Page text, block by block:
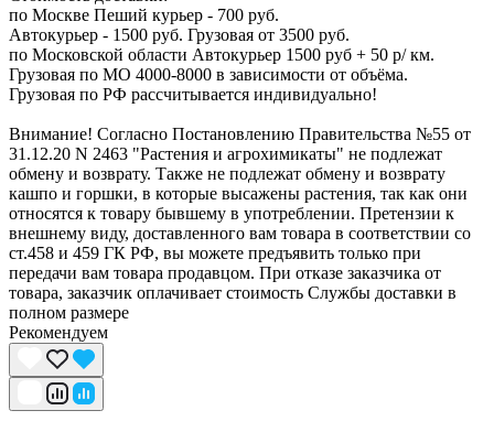
по Москве Пеший курьер - 700 руб.
Автокурьер - 1500 руб. Грузовая от 3500 руб.
по Московской области Автокурьер 1500 руб + 50 р/ км.
Грузовая по МО 4000-8000 в зависимости от объёма.
Грузовая по РФ рассчитывается индивидуально!
Внимание! Согласно Постановлению Правительства №55 от
31.12.20 N 2463 "Растения и агрохимикаты" не подлежат
обмену и возврату. Также не подлежат обмену и возврату
кашпо и горшки, в которые высажены растения, так как они
относятся к товару бывшему в употреблении. Претензии к
внешнему виду, доставленного вам товара в соответствии со
ст.458 и 459 ГК РФ, вы можете предъявить только при
передачи вам товара продавцом. При отказе заказчика от
товара, заказчик оплачивает стоимость Службы доставки в
полном размере
Рекомендуем